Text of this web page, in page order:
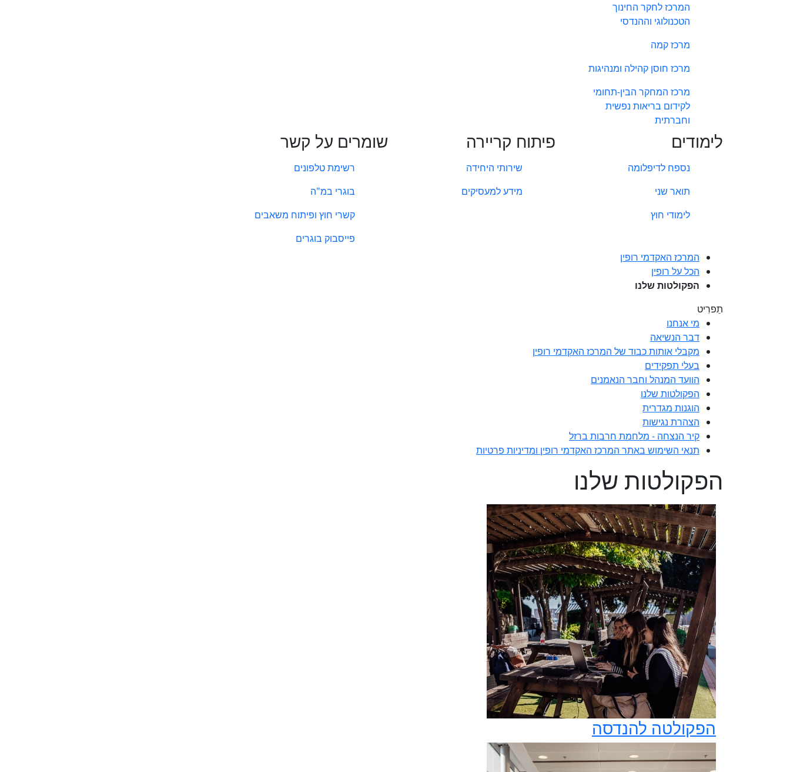
המרכז לחקר החינוך
הטכנולוגי וההנדסי
מרכז קמה
מרכז חוסן קהילה ומנהיגות
מרכז המחקר הבין-תחומי
לקידום בריאות נפשית
וחברתית
לימודים
נספח לדיפלומה
תואר שני
לימודי חוץ
פיתוח קריירה
שירותי היחידה
מידע למעסיקים
שומרים על קשר
רשימת טלפונים
בוגרי במ"ה
קשרי חוץ ופיתוח משאבים
פייסבוק בוגרים
המרכז האקדמי רופין
הכל על רופין
הפקולטות שלנו
תַפרִיט
מי אנחנו
דבר הנשיאה
מקבלי אותות כבוד של המרכז האקדמי רופין
בעלי תפקידים
הוועד המנהל וחבר הנאמנים
הפקולטות שלנו
הוגנות מגדרית
הצהרת נגישות
קיר הנצחה - מלחמת חרבות ברזל
תנאי השימוש באתר המרכז האקדמי רופין ומדיניות פרטיות
הפקולטות שלנו
הפקולטה להנדסה